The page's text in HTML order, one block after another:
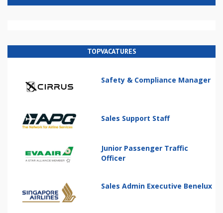
TOPVACATURES
Safety & Compliance Manager
Sales Support Staff
Junior Passenger Traffic
Officer
Sales Admin Executive Benelux